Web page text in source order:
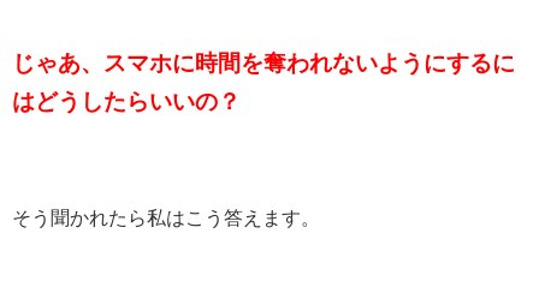
じゃあ、スマホに時間を奪われないようにするに
はどうしたらいいの？
そう聞かれたら私はこう答えます。